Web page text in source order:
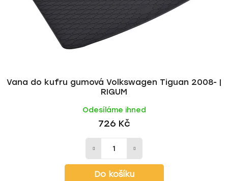
Vana do kufru gumová Volkswagen Tiguan 2008- |
RIGUM
Odesíláme ihned
726 Kč
Do košíku